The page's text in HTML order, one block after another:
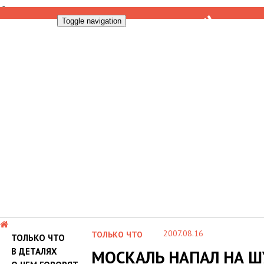
Toggle navigation
ТОЛЬКО ЧТО
В ДЕТАЛЯХ
ТОЛЬКО ЧТО 2007.08.16
МОСКАЛЬ НАПАЛ НА